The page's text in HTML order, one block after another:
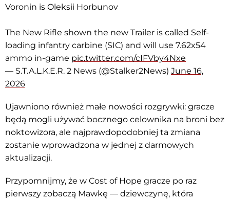
Voronin is Oleksii Horbunov
The New Rifle shown the new Trailer is called Self-
loading infantry carbine (SIC) and will use 7.62x54
ammo in-game pic.twitter.com/cIFVby4Nxe
— S.T.A.L.K.E.R. 2 News (@Stalker2News) June 16,
2026
Ujawniono również małe nowości rozgrywki: gracze
będą mogli używać bocznego celownika na broni bez
noktowizora, ale najprawdopodobniej ta zmiana
zostanie wprowadzona w jednej z darmowych
aktualizacji.
Przypomnijmy, że w Cost of Hope gracze po raz
pierwszy zobaczą Mawkę — dziewczynę, która